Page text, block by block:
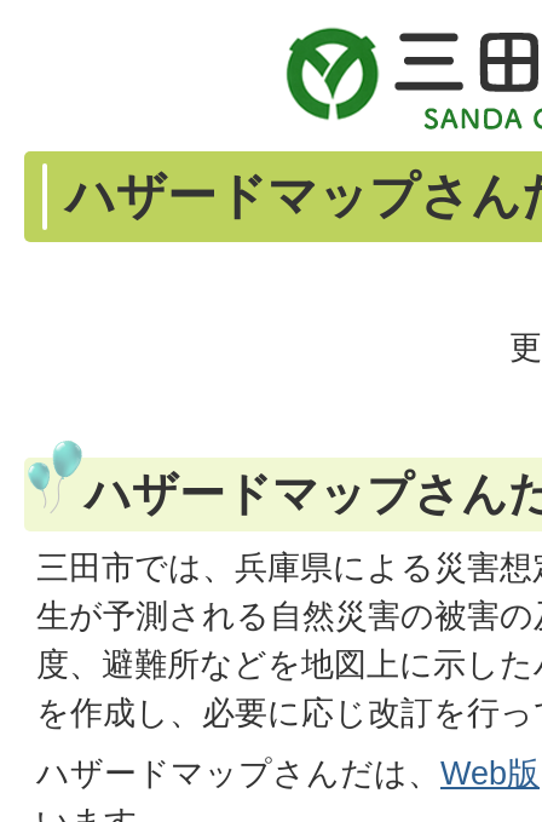
ハザードマップさん
ハザードマップさん
三田市では、兵庫県による災害
生が予測される自然災害の被害
度、避難所などを地図上に示し
を作成し、必要に応じ改訂を行
ハザードマップさんだは、 Web版